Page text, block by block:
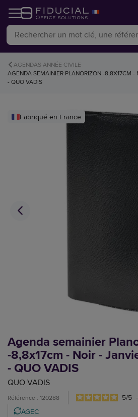
AGENDAS ANNÉE CIVILE
AGENDA SEMAINIER PLANORIZON -8,8X17CM -
- QUO VADIS
Fabriqué en France
Agenda semainier
-8,8x17cm - Noir -
- QUO VADIS
QUO VADIS
Référence : 120288 5/5 -
AGEC